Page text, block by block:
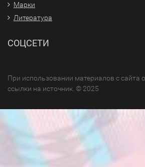
Марки
Литература
СОЦСЕТИ
При использовании материалов с сайта
ссылки на источник. © 2025